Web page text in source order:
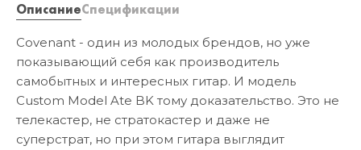
ОписаниеСпецификации
Covenant - один из молодых брендов, но уже
показывающий себя как производитель
самобытных и интересных гитар. И модель
Custom Model Ate BK тому доказательство. Это не
телекастер, не стратокастер и даже не
суперстрат, но при этом гитара выглядит